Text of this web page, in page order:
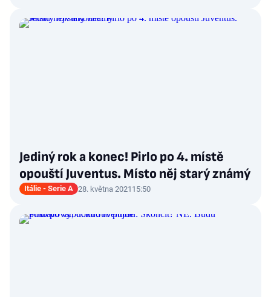
Jediný rok a konec! Pirlo po 4. místě
opouští Juventus. Místo něj starý známý
Itálie - Serie A 28. května 2021 15:50